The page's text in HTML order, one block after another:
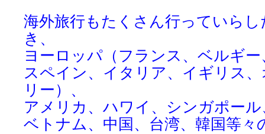
海外旅行もたくさん行っていら
き、
ヨーロッパ（フランス、ベルギ
スペイン、イタリア、イギリス
リー）、
アメリカ、ハワイ、シンガポール
ベトナム、中国、台湾、韓国等々